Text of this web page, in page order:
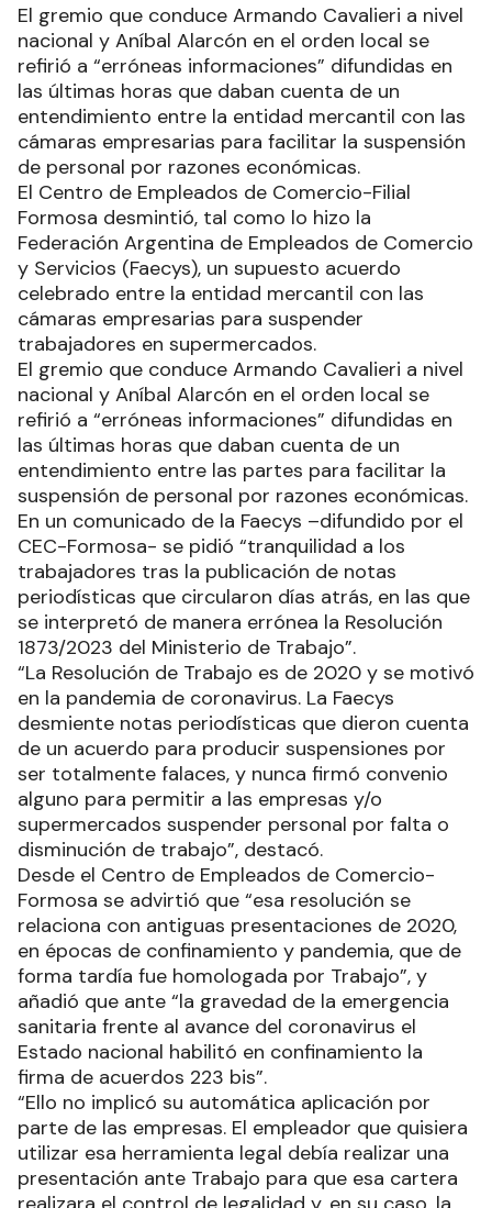
El gremio que conduce Armando Cavalieri a nivel
nacional y Aníbal Alarcón en el orden local se
refirió a “erróneas informaciones” difundidas en
las últimas horas que daban cuenta de un
entendimiento entre la entidad mercantil con las
cámaras empresarias para facilitar la suspensión
de personal por razones económicas.
El Centro de Empleados de Comercio-Filial
Formosa desmintió, tal como lo hizo la
Federación Argentina de Empleados de Comercio
y Servicios (Faecys), un supuesto acuerdo
celebrado entre la entidad mercantil con las
cámaras empresarias para suspender
trabajadores en supermercados.
El gremio que conduce Armando Cavalieri a nivel
nacional y Aníbal Alarcón en el orden local se
refirió a “erróneas informaciones” difundidas en
las últimas horas que daban cuenta de un
entendimiento entre las partes para facilitar la
suspensión de personal por razones económicas.
En un comunicado de la Faecys –difundido por el
CEC-Formosa- se pidió “tranquilidad a los
trabajadores tras la publicación de notas
periodísticas que circularon días atrás, en las que
se interpretó de manera errónea la Resolución
1873/2023 del Ministerio de Trabajo”.
“La Resolución de Trabajo es de 2020 y se motivó
en la pandemia de coronavirus. La Faecys
desmiente notas periodísticas que dieron cuenta
de un acuerdo para producir suspensiones por
ser totalmente falaces, y nunca firmó convenio
alguno para permitir a las empresas y/o
supermercados suspender personal por falta o
disminución de trabajo”, destacó.
Desde el Centro de Empleados de Comercio-
Formosa se advirtió que “esa resolución se
relaciona con antiguas presentaciones de 2020,
en épocas de confinamiento y pandemia, que de
forma tardía fue homologada por Trabajo”, y
añadió que ante “la gravedad de la emergencia
sanitaria frente al avance del coronavirus el
Estado nacional habilitó en confinamiento la
firma de acuerdos 223 bis”.
“Ello no implicó su automática aplicación por
parte de las empresas. El empleador que quisiera
utilizar esa herramienta legal debía realizar una
presentación ante Trabajo para que esa cartera